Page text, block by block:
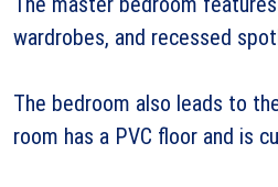
wardrobes, and recessed
The bedroom also leads to
room has a PVC floor and is